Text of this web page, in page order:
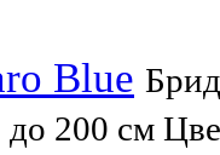
Blue
200 см